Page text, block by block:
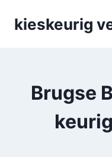
kieskeurig
Brugse